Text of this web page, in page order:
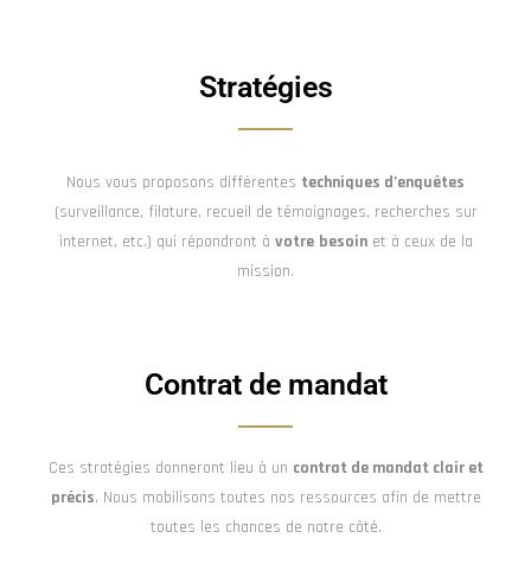
Stratégies
Nous vous proposons différentes techniques d’enquêtes
(surveillance, filature, recueil de témoignages, recherches sur
internet, etc.) qui répondront à votre besoinet à ceux de la
mission.
Contrat de mandat
Ces stratégies donneront lieu à un contrat de mandat clair et
précis. Nous mobilisons toutes nos ressources afin de mettre
toutes les chances de notre côté.